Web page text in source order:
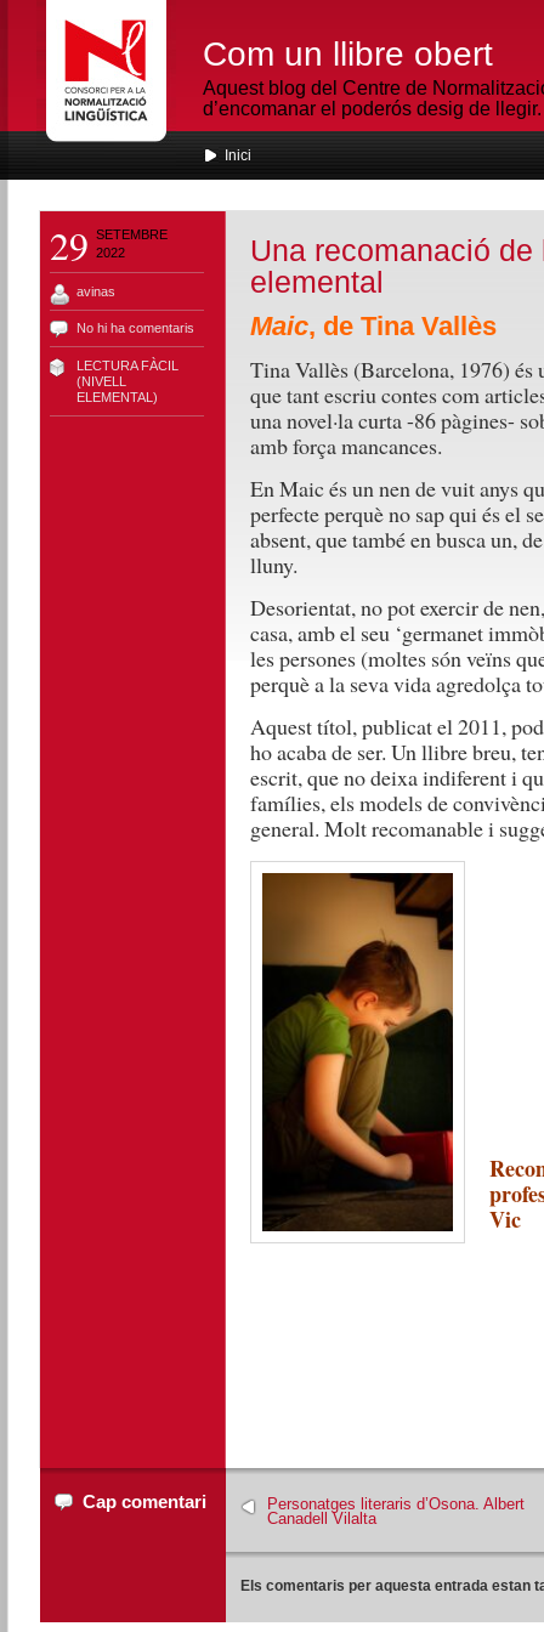
Com un llibre obert
Aquest blog del Centre de
d’encomanar el poderós desig de llegir.
Inici
29 SETEMBRE
2022
avinas
No hi ha comentaris
LECTURA FÀCIL
(NIVELL
ELEMENTAL)
Una recomanació
elemental
Maic, de Tina Vallès
Tina Vallès (Barcelona, 1976)
que tant escriu contes com
una novel·la curta -86 pàgines-
amb força mancances.
En Maic és un nen de vuit anys
perfecte perquè no sap qui és el
absent, que també en busca un,
lluny.
Desorientat, no pot exercir de
casa, amb el seu ‘germanet
les persones (moltes són veïns
perquè a la seva vida agredolça
Aquest títol, publicat el 2011,
ho acaba de ser. Un llibre breu,
escrit, que no deixa indiferent i
famílies, els models de
general. Molt recomanable i
Vic
Cap comentari
Personatges literaris d’Osona. Albert
Canadell Vilalta
Els comentaris per aquesta entrada estan